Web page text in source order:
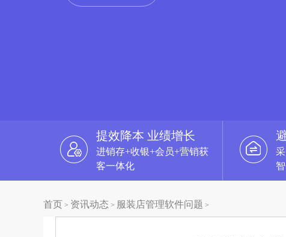
提效降本 业绩增长
进销存+收银+会员+营销获
客一体化
首页 > 资讯动态 > 服装店管理软件问题 >